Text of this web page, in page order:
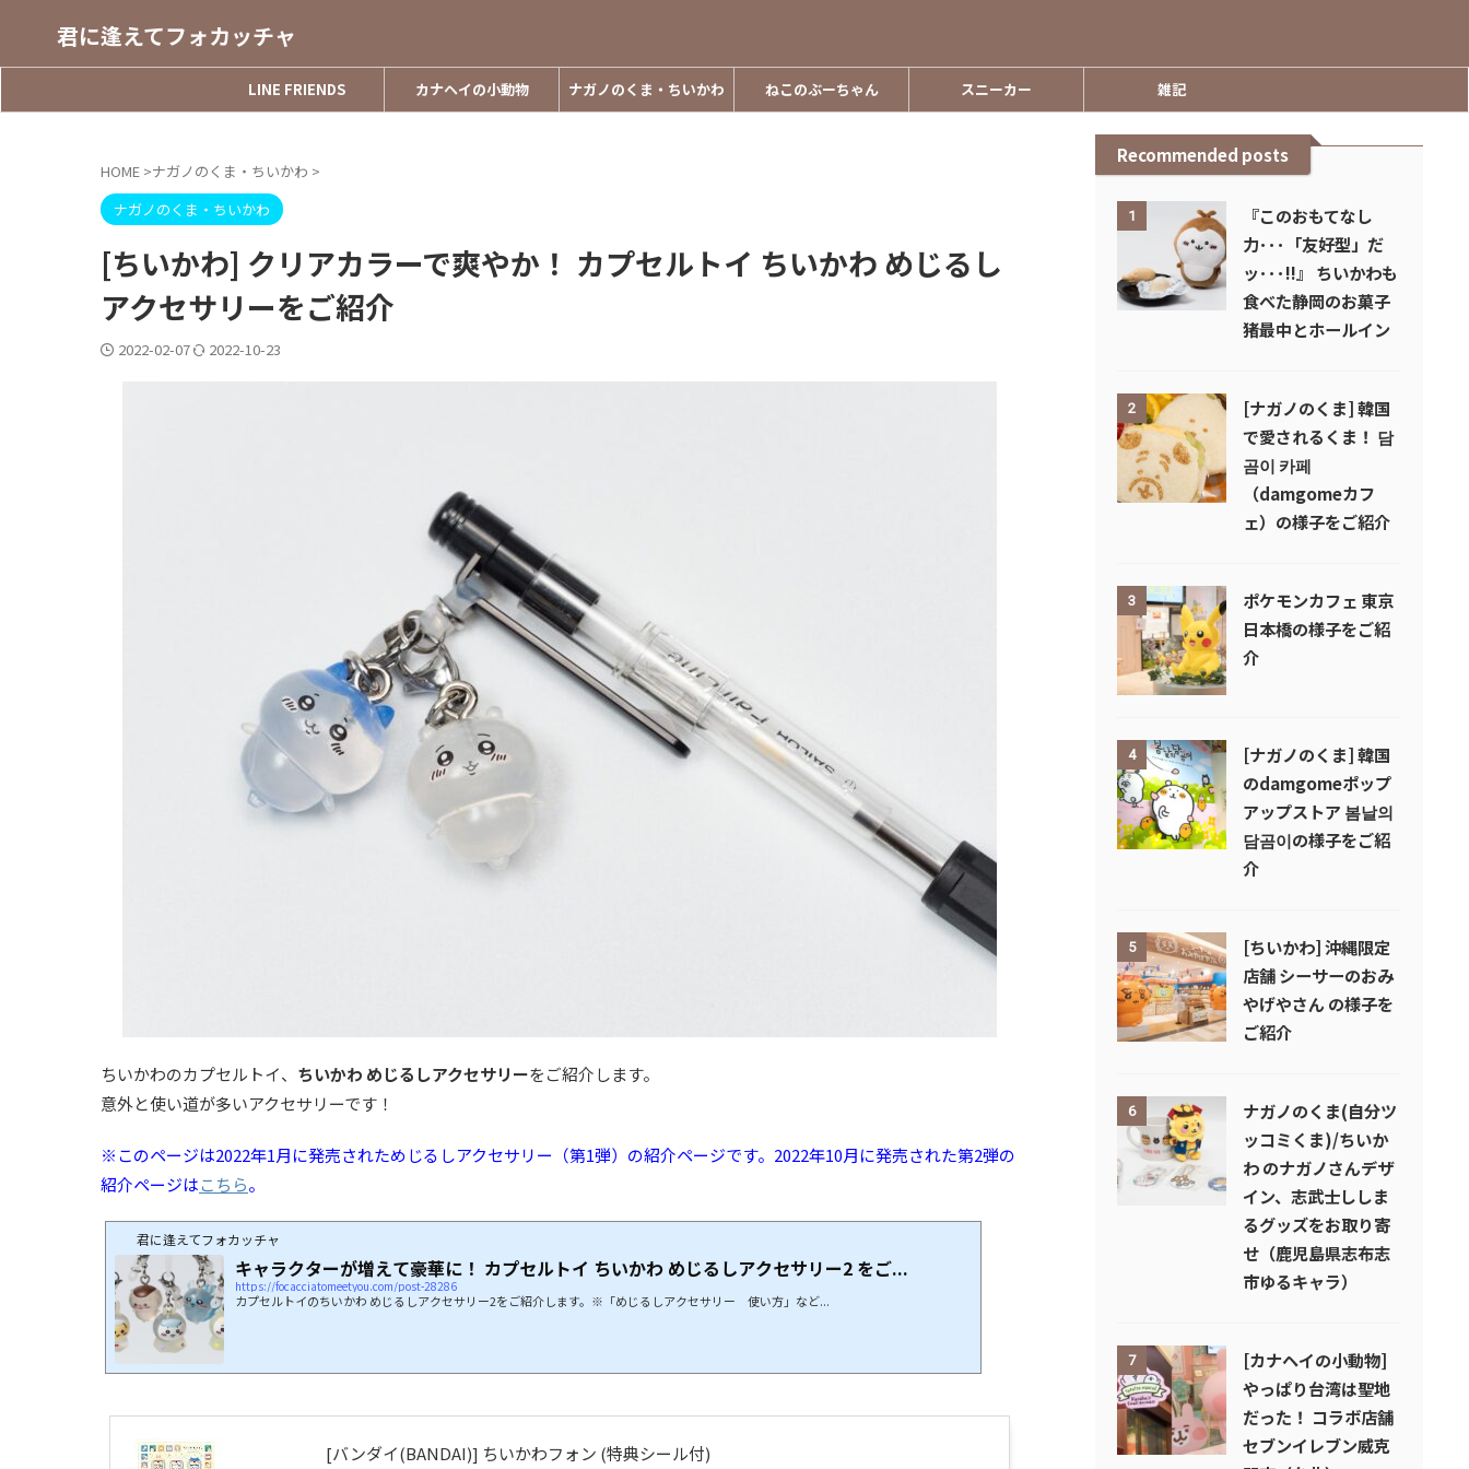
君に逢えてフォカッチャ
LINE FRIENDS カナヘイの小動物 ナガノのくま・ちいかわ ねこのぶーちゃん スニーカー 雑記
HOME >ナガノのくま・ちいかわ >
ナガノのくま・ちいかわ
[ちいかわ] クリアカラーで爽やか！ カプセルトイ ちいかわ めじるし
アクセサリーをご紹介
2022-02-07 2022-10-23
ちいかわのカプセルトイ、 ちいかわ めじるしアクセサリーをご紹介します。
意外と使い道が多いアクセサリーです！
※このページは2022年1月に発売されためじるしアクセサリー（第1弾）の紹介ページです。2022年10月に発売された第2弾の
紹介ページはこちら。
君に逢えてフォカッチャ
キャラクターが増えて豪華に！ カプセルトイ ちいかわ めじるしアクセサリー2 をご...
https://focacciatomeetyou.com/post-28286
カプセルトイのちいかわ めじるしアクセサリー2をご紹介します。※「めじるしアクセサリー 使い方」など...
[バンダイ(BANDAI)] ちいかわフォン (特典シール付)
Recommended posts
1
『このおもてなし
力･･･「友好型」だ
ッ･･･!!』 ちいかわも
食べた静岡のお菓子
猪最中とホールイン
2
[ナガノのくま] 韓国
で愛されるくま！ 담
곰이 카페
（damgomeカフ
ェ）の様子をご紹介
3
ポケモンカフェ 東京
日本橋の様子をご紹
介
4
[ナガノのくま] 韓国
のdamgomeポップ
アップストア 봄날의
담곰이の様子をご紹
介
5
[ちいかわ] 沖縄限定
店舗 シーサーのおみ
やげやさん の様子を
ご紹介
6
ナガノのくま(自分ツ
ッコミくま)/ちいか
わ のナガノさんデザ
イン、志武士ししま
るグッズをお取り寄
せ（鹿児島県志布志
市ゆるキャラ）
7
[カナヘイの小動物]
やっぱり台湾は聖地
だった！ コラボ店舗
セブンイレブン威克